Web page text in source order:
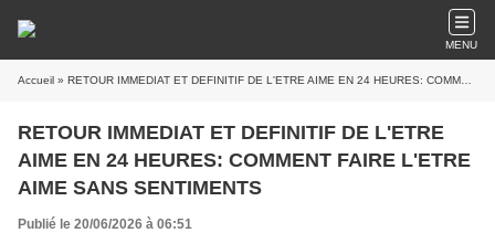
MENU
Accueil » RETOUR IMMEDIAT ET DEFINITIF DE L'ETRE AIME EN 24 HEURES: COMMENT FAIRE L'ETRE AIME SANS SENTIMENTS
RETOUR IMMEDIAT ET DEFINITIF DE L'ETRE
AIME EN 24 HEURES: COMMENT FAIRE L'ETRE
AIME SANS SENTIMENTS
Publié le 20/06/2026 à 06:51